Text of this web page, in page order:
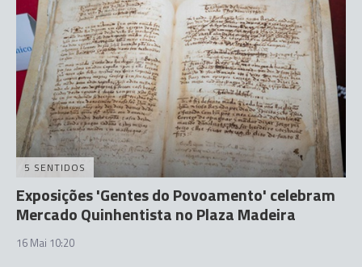
5 SENTIDOS
Exposições 'Gentes do Povoamento' celebram
Mercado Quinhentista no Plaza Madeira
16 Mai 10:20